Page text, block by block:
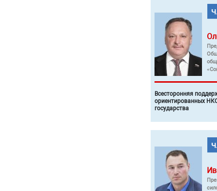
Всесторонняя
ориентированных
государства